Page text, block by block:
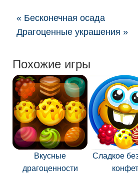
« Бесконечная осада
Драгоценные украшения »
Похожие игры
Вкусные
драгоценности
Сладкое
конфет